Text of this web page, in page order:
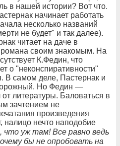
в нашей истории? Вот что.
начинает работать
несколько названий
не будет" и так далее).
читает на даче в
романа своим знакомым. На
К.Федин, что
о "неконспиративности"
В самом деле, Пастернак и
Но Федин —
литературы. Баловаться в
зачтением не
произведения
налицо нечто наподобие
что уж там! Все равно ведь
бы не опробовать на